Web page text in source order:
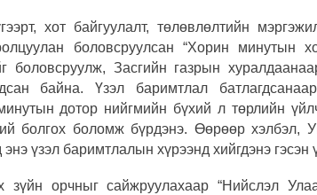
хот байгуулалт, төлөвлөлтийн
боловсруулсан “Хорин минутын
боловсруулж, Засгийн газрын
байна. Үзэл баримтлал
дотор нийгмийн бүхий л төрлийн
болгох боломж бүрдэнэ. Өөрөөр хэлбэл,
энэ үзэл баримтлалын хүрээнд хийгдэнэ гэсэн
зүйн орчныг сайжруулахаар “Нийслэл